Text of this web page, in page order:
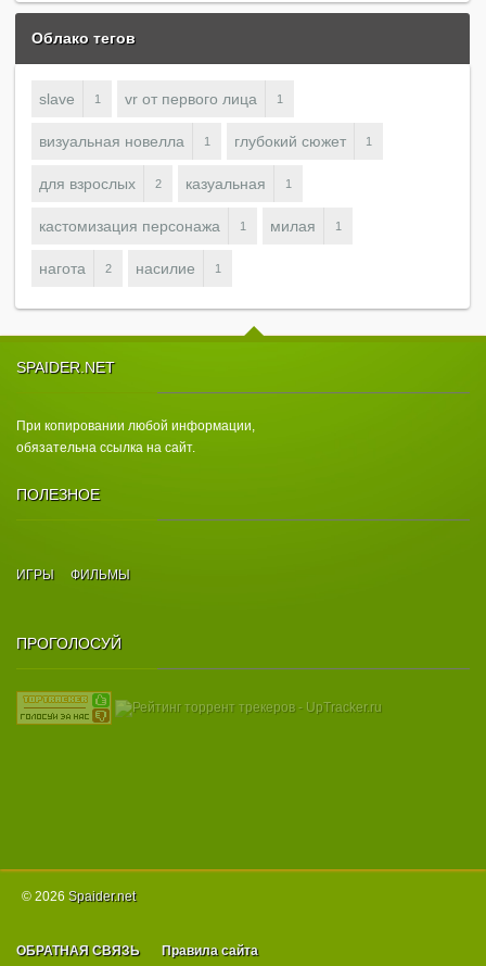
Облако тегов
slave 1 vr от первого лица 1
визуальная новелла 1 глубокий сюжет 1
для взрослых 2 казуальная 1
кастомизация персонажа 1 милая 1
нагота 2 насилие 1
SPAIDER.NET
При копировании любой информации,
обязательна ссылка на сайт.
ПОЛЕЗНОЕ
ИГРЫ ФИЛЬМЫ
ПРОГОЛОСУЙ
© 2026 Spаider.net
ОБРАТНАЯ СВЯЗЬ Правила сайта